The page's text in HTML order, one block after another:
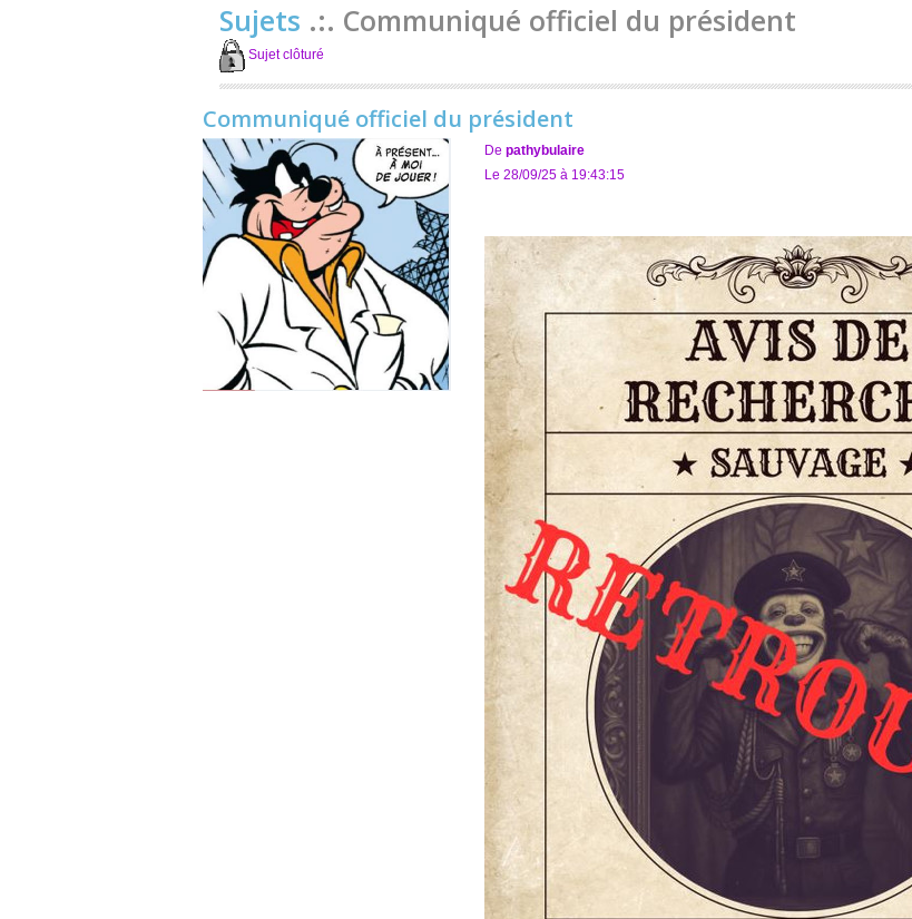
Sujets .:. Communiqué officiel du président
Sujet clôturé
Communiqué officiel du président
De pathybulaire
Le 28/09/25 à 19:43:15